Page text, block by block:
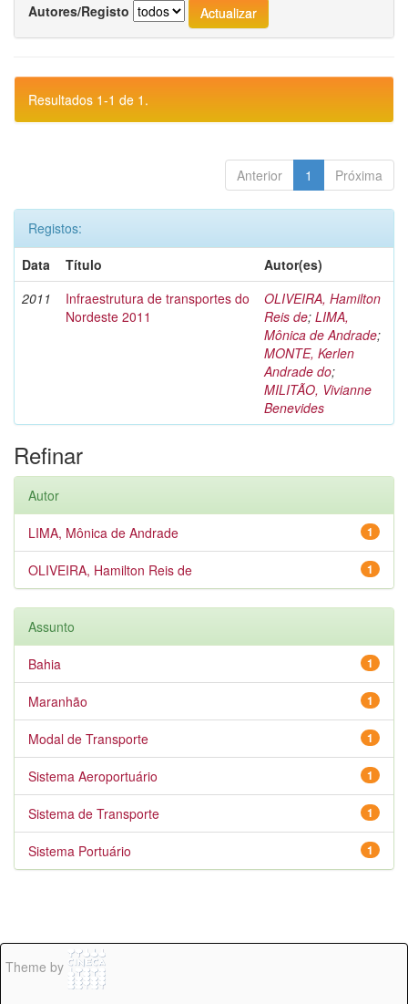
Autores/Registo
Resultados 1-1 de 1.
Anterior 1 Próxima
Registos:
Data
Título
Autor(es)
2011
Infraestrutura de transportes do
Nordeste 2011
OLIVEIRA, Hamilton
Reis de; LIMA,
Mônica de Andrade;
MONTE, Kerlen
Andrade do;
MILITÃO, Vivianne
Benevides
Refinar
Autor
1
LIMA, Mônica de Andrade
1
OLIVEIRA, Hamilton Reis de
Assunto
1
Bahia
1
Maranhão
1
Modal de Transporte
1
Sistema Aeroportuário
1
Sistema de Transporte
1
Sistema Portuário
Theme by